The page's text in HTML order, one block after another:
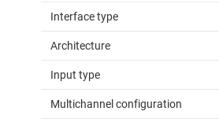
Interface type
Architecture
Input type
Multichannel configuration